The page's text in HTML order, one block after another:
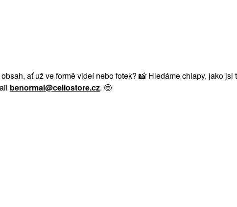
ať už ve formě videí nebo fotek? 📸 Hledáme chlapy, jako
benormal@celiostore.cz. 🤩